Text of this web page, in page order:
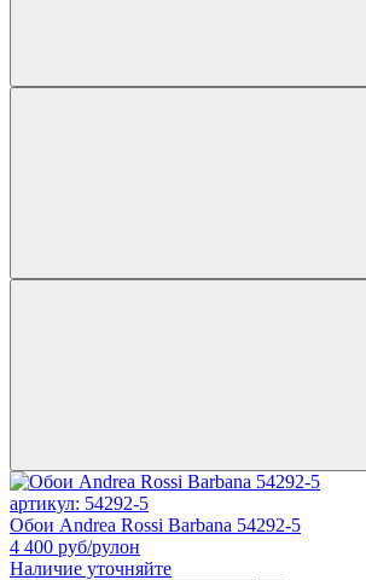
артикул: 54292-5
Обои Andrea Rossi Barbana 54292-5
4 400 руб/рулон
Наличие уточняйте